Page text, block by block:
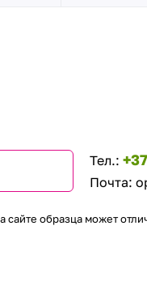
Тел.:
Почта:
образца может